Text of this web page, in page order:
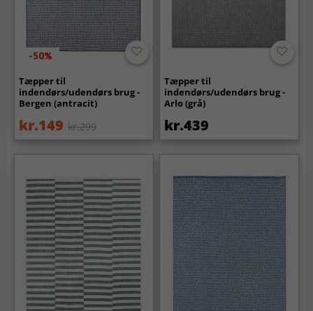
-50%
Tæpper til
indendørs/udendørs brug -
Bergen (antracit)
kr.149 kr.299
Tæpper til
indendørs/udendørs brug -
Arlo (grå)
kr.439